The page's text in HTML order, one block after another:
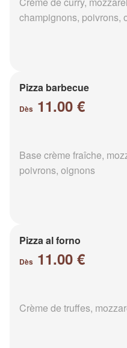
champignons, poivrons,
Pizza barbecue
Dès 11.00 €
Base crème fraîche,
poivrons, oignons
Pizza al forno
Dès 11.00 €
Crème de truffes,